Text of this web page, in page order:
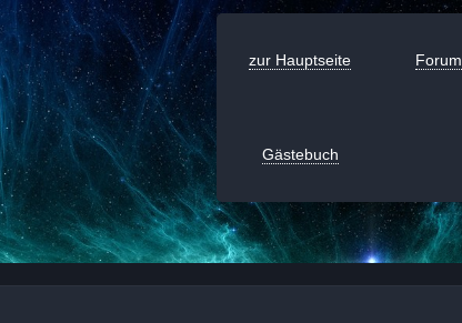
zur Hauptseite Forum
Gästebuch